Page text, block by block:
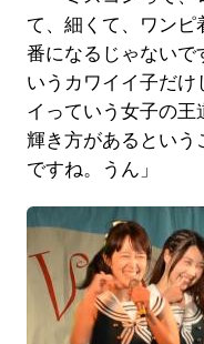
て、細くて、ワンピ
番になるじゃないで
いうカワイイ子だけ
イっていう女子の王
輝き方があるという
ですね。うん」